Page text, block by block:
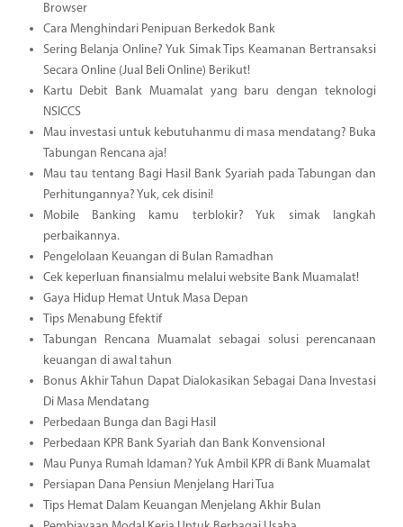
Browser
Cara Menghindari Penipuan Berkedok Bank
Sering Belanja Online? Yuk Simak Tips Keamanan Bertransaksi
Secara Online (Jual Beli Online) Berikut!
Kartu Debit Bank Muamalat yang baru dengan teknologi
NSICCS
Mau investasi untuk kebutuhanmu di masa mendatang? Buka
Tabungan Rencana aja!
Mau tau tentang Bagi Hasil Bank Syariah pada Tabungan dan
Perhitungannya? Yuk, cek disini!
Mobile Banking kamu terblokir? Yuk simak langkah
perbaikannya.
Pengelolaan Keuangan di Bulan Ramadhan
Cek keperluan finansialmu melalui website Bank Muamalat!
Gaya Hidup Hemat Untuk Masa Depan
Tips Menabung Efektif
Tabungan Rencana Muamalat sebagai solusi perencanaan
keuangan di awal tahun
Bonus Akhir Tahun Dapat Dialokasikan Sebagai Dana Investasi
Di Masa Mendatang
Perbedaan Bunga dan Bagi Hasil
Perbedaan KPR Bank Syariah dan Bank Konvensional
Mau Punya Rumah Idaman? Yuk Ambil KPR di Bank Muamalat
Persiapan Dana Pensiun Menjelang Hari Tua
Tips Hemat Dalam Keuangan Menjelang Akhir Bulan